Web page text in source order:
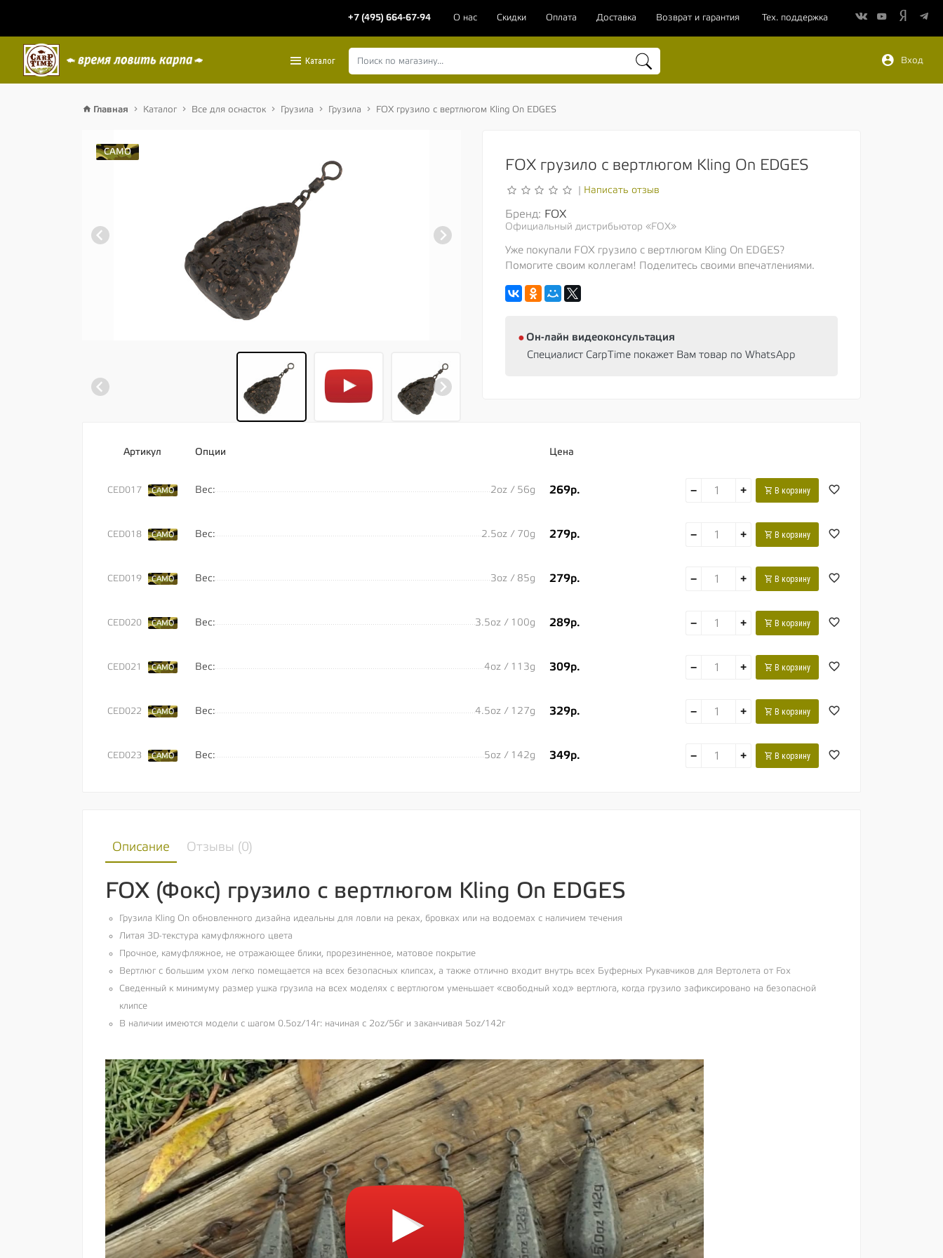
+7 (495) 664-67-94 О нас Скидки Оплата Доставка Возврат и гарантия Тех. поддержка
Каталог Вход
Главная Каталог Все для оснасток Грузила Грузила FOX грузило с вертлюгом Kling On EDGES
CAMO
FOX грузило с вертлюгом Kling On EDGES
Написать отзыв
Бренд: FOX
Официальный дистрибьютор «FOX»
Уже покупали FOX грузило с вертлюгом Kling On EDGES?
Помогите своим коллегам! Поделитесь своими впечатлениями.
⦁ Oн-лайн видеоконсультация
Специалист CarpTime покажет Вам товар по WhatsApp
Артикул Опции Цена
CED017 CAMO Вес: 2oz / 56g 269р. − + В корзину
CED018 CAMO Вес: 2.5oz / 70g 279р. − + В корзину
CED019 CAMO Вес: 3oz / 85g 279р. − + В корзину
CED020 CAMO Вес: 3.5oz / 100g 289р. − + В корзину
CED021 CAMO Вес: 4oz / 113g 309р. − + В корзину
CED022 CAMO Вес: 4.5oz / 127g 329р. − + В корзину
CED023 CAMO Вес: 5oz / 142g 349р. − + В корзину
Описание Отзывы (0)
FOX (Фокс) грузило с вертлюгом Kling On EDGES
Грузила Kling On обновленного дизайна идеальны для ловли на реках, бровках или на водоемах с наличием течения
Литая 3D-текстура камуфляжного цвета
Прочное, камуфляжное, не отражающее блики, прорезиненное, матовое покрытие
Вертлюг с большим ухом легко помещается на всех безопасных клипсах, а также отлично входит внутрь всех Буферных Рукавчиков для Вертолета от Fox
Сведенный к минимуму размер ушка грузила на всех моделях с вертлюгом уменьшает «свободный ход» вертлюга, когда грузило зафиксировано на безопасной
клипсе
В наличии имеются модели с шагом 0.5oz/14г: начиная с 2oz/56г и заканчивая 5oz/142г